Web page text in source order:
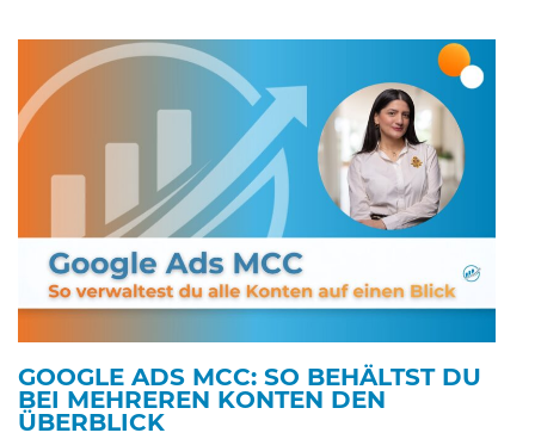
GOOGLE ADS MCC: SO BEHÄLTST DU
BEI MEHREREN KONTEN DEN
ÜBERBLICK